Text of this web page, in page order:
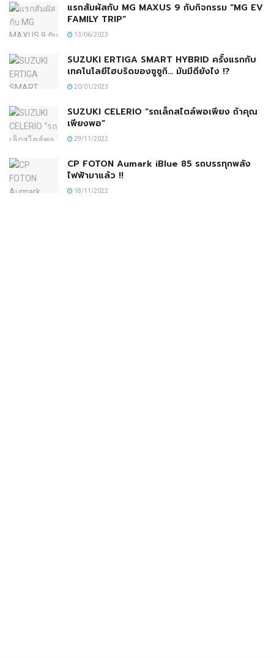
แรกสัมผัสกับ MG MAXUS 9 กับกิจกรรม “MG EV
FAMILY TRIP”
13/06/2023
SUZUKI ERTIGA SMART HYBRID ครั้งแรกกับ
เทคโนโลยีไฮบริดของซูซูกิ… มันมีดียังไง !?
20/01/2023
SUZUKI CELERIO “รถเล็กสไตล์พอเพียง ถ้าคุณ
เพียงพอ”
29/11/2022
CP FOTON Aumark iBlue 85 รถบรรทุกพลัง
ไฟฟ้ามาแล้ว !!
18/11/2022